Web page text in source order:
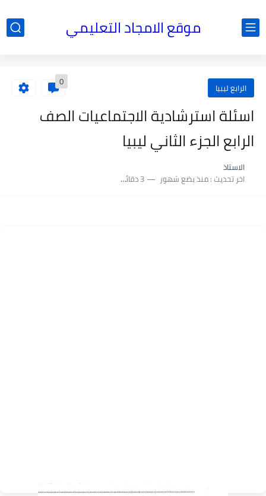
موقع الامجاد التعليمي
الرابع ليبيا 0
اسئلة استرشادية الاجتماعيات الصف
الرابع الجزء الثاني ليبيا
الاستاذ
اخر تحديث :منذ بضع شهور 3 دقائق للقراءة